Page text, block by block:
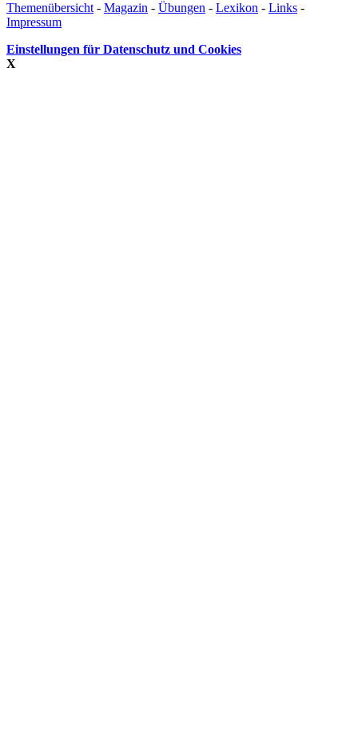
Themenübersicht - Magazin - Übungen - Lexikon - Links -
Impressum
Einstellungen für Datenschutz und Cookies
X